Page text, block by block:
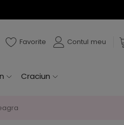
Favorite Contul meu
Craciun